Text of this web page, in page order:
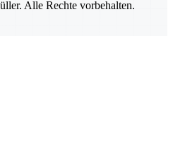
Alle Rechte vorbehalten.